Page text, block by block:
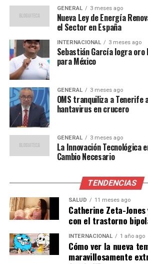
Entre las voces recogidas, destaca la
de nueve años que plasmó su anhelo
poderoso mensaje:
“Todo lo que quiero
mi mamá, mi
podamos estar
siempre”.
Este tipo de testimonios ilustra la
de estabilidad y unión familiar que
Contexto y desafíos
La migración en América Latina no
nuevo, pero ha cobrado una
últimos años debido a crisis
sociales en varios países de la región.
migración señalan que las condiciones
GENERAL 3 meses ago
Nueva Ley de Energía
el Sector en España
INTERNACIONAL 3 meses ago
Sebastián García logra oro
para México
GENERAL 3 meses ago
OMS tranquiliza a Tenerife
hantavirus en crucero
GENERAL 3 meses ago
La Innovación Tecnológica
Cambio Necesario
TENDENCIAS
SALUD 11 meses ago
Catherine Zeta-
con el trastorno
INTERNACIONAL 1 año ago
Cómo ver la nueva
maravillosamente